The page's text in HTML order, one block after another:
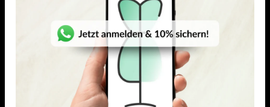
WEICHER FEINSTRICKJERSEY
Jorun
WEICHER FEINSTRICKJERSEY
Mathilde